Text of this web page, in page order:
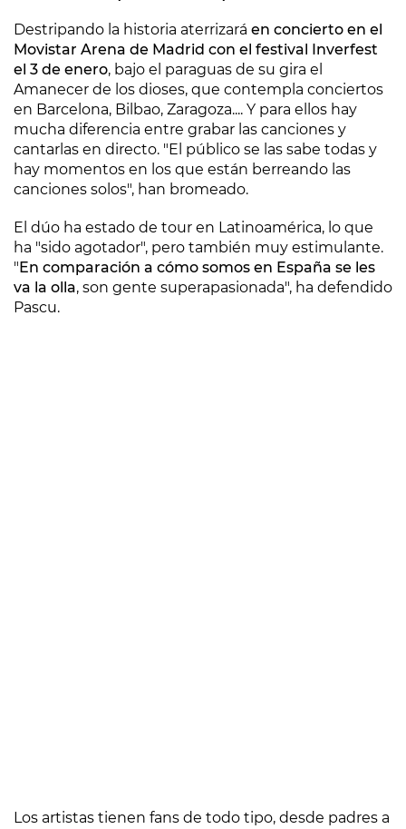
Destripando la historia aterrizará en concierto en el
Movistar Arena de Madrid con el festival Inverfest
el 3 de enero, bajo el paraguas de su gira el
Amanecer de los dioses, que contempla conciertos
en Barcelona, Bilbao, Zaragoza.... Y para ellos hay
mucha diferencia entre grabar las canciones y
cantarlas en directo. "El público se las sabe todas y
hay momentos en los que están berreando las
canciones solos", han bromeado.
El dúo ha estado de tour en Latinoamérica, lo que
ha "sido agotador", pero también muy estimulante.
"En comparación a cómo somos en España se les
va la olla, son gente superapasionada", ha defendido
Pascu.
Los artistas tienen fans de todo tipo, desde padres a